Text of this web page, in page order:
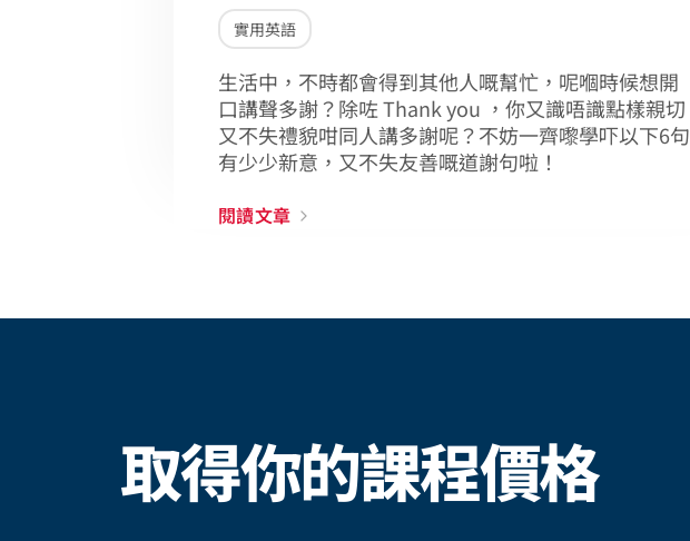
實用英語
生活中，不時都會得到其他人嘅幫忙，呢嗰時候想開
口講聲多謝？除咗 Thank you ，你又識唔識點樣親切
又不失禮貌咁同人講多謝呢？不妨一齊嚟學吓以下6句
有少少新意，又不失友善嘅道謝句啦！
閱讀文章
取得你的課程價格